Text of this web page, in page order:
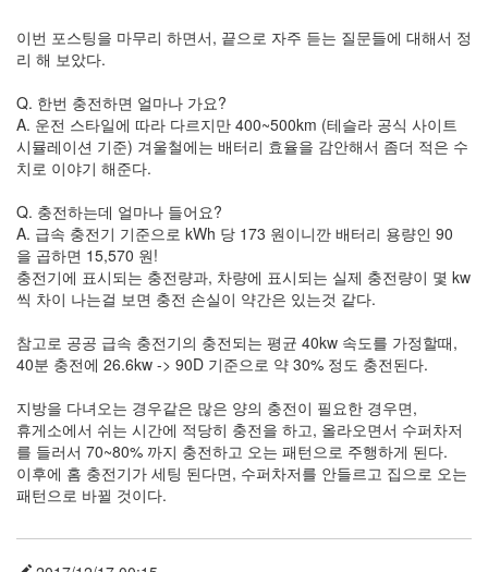
이번 포스팅을 마무리 하면서, 끝으로 자주 듣는 질문들에 대해서 정
리 해 보았다.
Q. 한번 충전하면 얼마나 가요?
A. 운전 스타일에 따라 다르지만 400~500km (테슬라 공식 사이트
시뮬레이션 기준) 겨울철에는 배터리 효율을 감안해서 좀더 적은 수
치로 이야기 해준다.
Q. 충전하는데 얼마나 들어요?
A. 급속 충전기 기준으로 kWh 당 173 원이니깐 배터리 용량인 90
을 곱하면 15,570 원!
충전기에 표시되는 충전량과, 차량에 표시되는 실제 충전량이 몇 kw
씩 차이 나는걸 보면 충전 손실이 약간은 있는것 같다.
참고로 공공 급속 충전기의 충전되는 평균 40kw 속도를 가정할때,
40분 충전에 26.6kw -> 90D 기준으로 약 30% 정도 충전된다.
지방을 다녀오는 경우같은 많은 양의 충전이 필요한 경우면,
휴게소에서 쉬는 시간에 적당히 충전을 하고, 올라오면서 수퍼차저
를 들러서 70~80% 까지 충전하고 오는 패턴으로 주행하게 된다.
이후에 홈 충전기가 세팅 된다면, 수퍼차저를 안들르고 집으로 오는
패턴으로 바뀔 것이다.